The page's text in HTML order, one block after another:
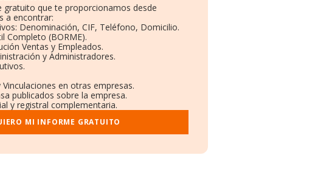
gratuito que te proporcionamos desde
a encontrar:
Denominación, CIF, Teléfono, Domicilio.
Completo (BORME).
Ventas y Empleados.
y Administradores.
en otras empresas.
publicados sobre la empresa.
y registral complementaria.
MI INFORME GRATUITO